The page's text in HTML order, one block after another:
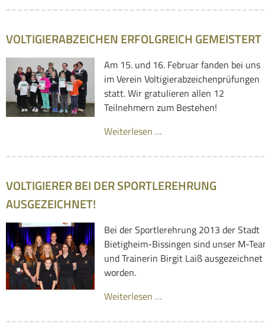
VOLTIGIERABZEICHEN ERFOLGREICH GEMEISTERT
Am 15. und 16. Februar fanden bei uns
im Verein Voltigierabzeichenprüfungen
statt. Wir gratulieren allen 12
Teilnehmern zum Bestehen!
Weiterlesen …
VOLTIGIERER BEI DER SPORTLEREHRUNG
AUSGEZEICHNET!
Bei der Sportlerehrung 2013 der Stadt
Bietigheim-Bissingen sind unser M-
und Trainerin Birgit Laiß ausgezeichnet
worden.
Weiterlesen …